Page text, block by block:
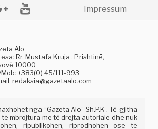
Impressum
Alo
Rr. Mustafa Kruja , Prishtinë,
10000
Mob: +383(0) 45/111-993
redaksia@gazetaalo.com
nga “Gazeta Alo” Sh.P.K . Të gjitha
mbrojtura me të drejta autoriale dhe nuk
ripublikohen, riprodhohen ose të